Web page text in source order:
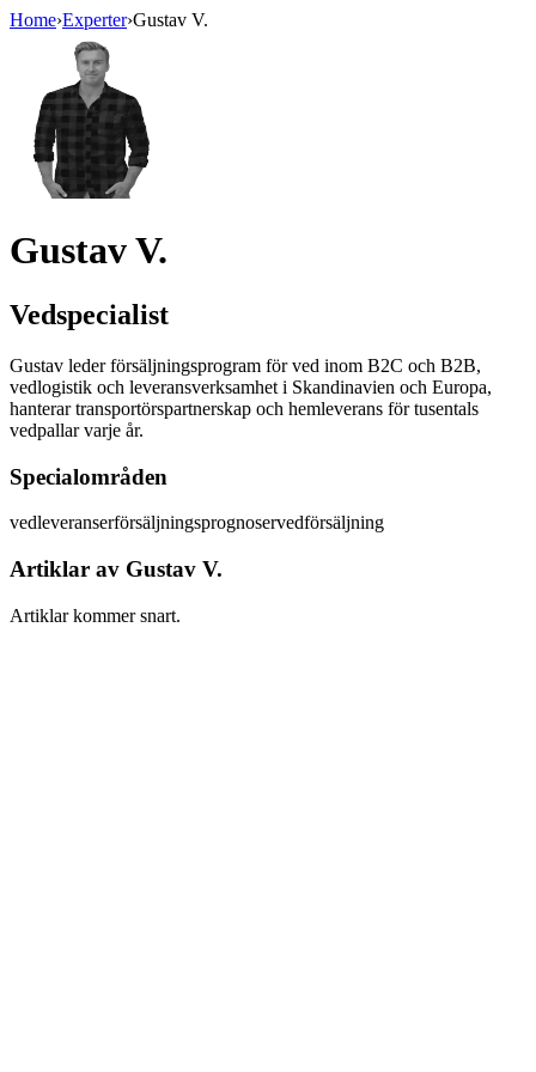
Home›Experter›Gustav V.
Gustav V.
Vedspecialist
Gustav leder försäljningsprogram för ved inom B2C och B2B,
vedlogistik och leveransverksamhet i Skandinavien och Europa,
hanterar transportörspartnerskap och hemleverans för tusentals
vedpallar varje år.
Specialområden
vedleveranserförsäljningsprognoservedförsäljning
Artiklar av Gustav V.
Artiklar kommer snart.